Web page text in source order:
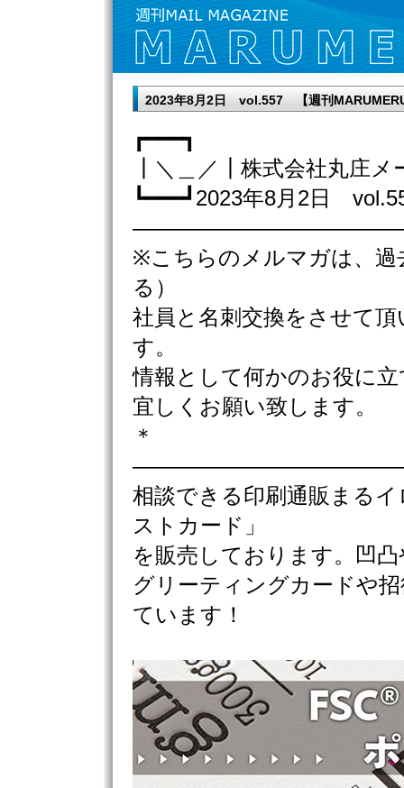
2023年8月2日 vol.557 【週刊
┏━━━┓
┃＼＿／┃株式会社丸庄メ
┗━━━┛2023年8月2日
※こちらのメルマガは、過
る）
社員と名刺交換をさせて
す。
情報として何かのお役に
宜しくお願い致します。
＊
相談できる印刷通販まる
ストカード」
を販売しております。凹
グリーティングカードや
ています！